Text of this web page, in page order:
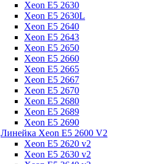
Xeon E5 2630
Xeon E5 2630L
Xeon E5 2640
Xeon E5 2643
Xeon E5 2650
Xeon E5 2660
Xeon E5 2665
Xeon E5 2667
Xeon E5 2670
Xeon E5 2680
Xeon E5 2689
Xeon E5 2690
Линейка Xeon E5 2600 V2
Xeon E5 2620 v2
Xeon E5 2630 v2